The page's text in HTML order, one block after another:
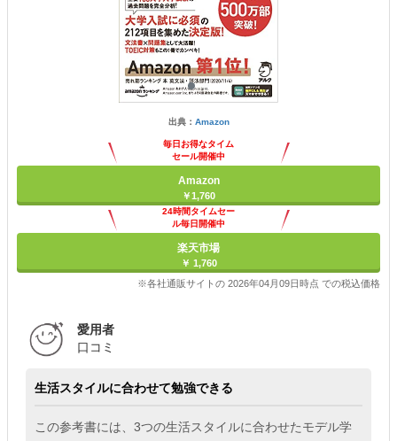
出典： Amazon
毎日お得なタイム
セール開催中
Amazon
￥1,760
24時間タイムセー
ル毎日開催中
楽天市場
￥ 1,760
※各社通販サイトの 2026年04月09日時点 での税込価格
愛用者
口コミ
生活スタイルに合わせて勉強できる
この参考書には、3つの生活スタイルに合わせたモデル学